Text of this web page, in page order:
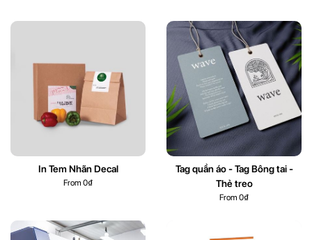
In Tem Nhãn Decal
Tag quần áo - Tag Bông tai -
Thẻ treo